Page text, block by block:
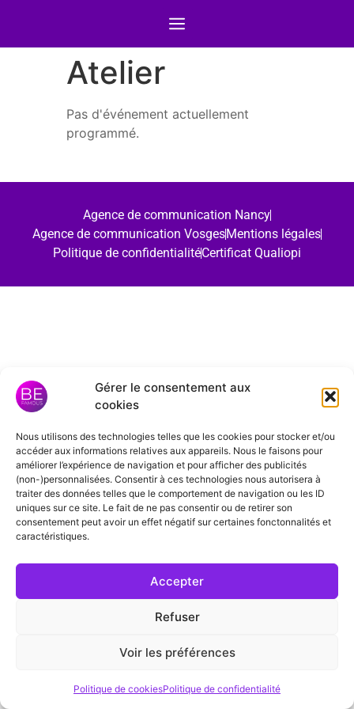
Gérer le consentement aux
cookies
Nous utilisons des technologies telles que les cookies pour stocker et/ou
accéder aux informations relatives aux appareils. Nous le faisons pour
améliorer l’expérience de navigation et pour afficher des publicités
(non-)personnalisées. Consentir à ces technologies nous autorisera à
traiter des données telles que le comportement de navigation ou les ID
uniques sur ce site. Le fait de ne pas consentir ou de retirer son
consentement peut avoir un effet négatif sur certaines fonctonnalités et
caractéristiques.
Accepter
Refuser
Voir les préférences
Politique de cookiesPolitique de confidentialité
Atelier
Pas d'événement actuellement
programmé.
Agence de communication Nancy
Agence de communication VosgesMentions légales
Politique de confidentialitéCertificat Qualiopi
Vous êtes en contact avec l'équipe Be
Famous.
Discuter avec nous sur WhatsApp